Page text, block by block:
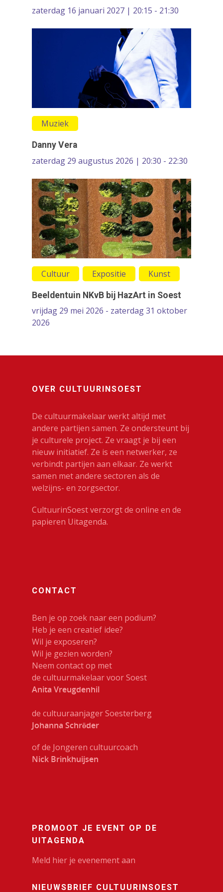
zaterdag 16 januari 2027 | 20:15 - 21:30
Muziek
Danny Vera
zaterdag 29 augustus 2026 | 20:30 - 22:30
Cultuur Expositie Kunst
Beeldentuin NKvB bij HazArt in Soest
vrijdag 29 mei 2026 - zaterdag 31 oktober
2026
OVER CULTUURINSOEST
De cultuurmakelaar werkt altijd met
andere partijen samen. Ze ondersteunt bij
je culturele project. Ze vraagt je bij een
nieuw initiatief. Ze is een netwerker, ze
verbindt partijen aan elkaar. Ze werkt
samen met andere sectoren als de
welzijns- en zorgsector.
CultuurinSoest verzorgt de online en de
papieren Uitagenda.
CONTACT
Ben je op zoek naar een podium?
Heb je een creatief idee?
Wil je exposeren?
Wil je gezien worden?
Neem contact op met
de cultuurmakelaar voor Soest
Anita Vreugdenhil
de cultuuraanjager Soesterberg
Johanna Schröder
of de Jongeren cultuurcoach
Nick Brinkhuijsen
PROMOOT JE EVENT OP DE
UITAGENDA
Meld hier je evenement aan
NIEUWSBRIEF CULTUURINSOEST
Galerie
Koren
Media
Muziek